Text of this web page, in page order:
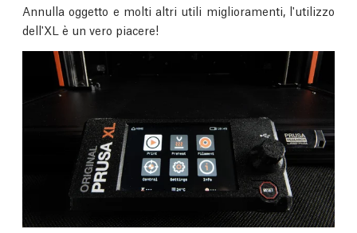
Annulla oggetto e molti altri utili miglioramenti, l'utilizzo
dell'XL è un vero piacere!